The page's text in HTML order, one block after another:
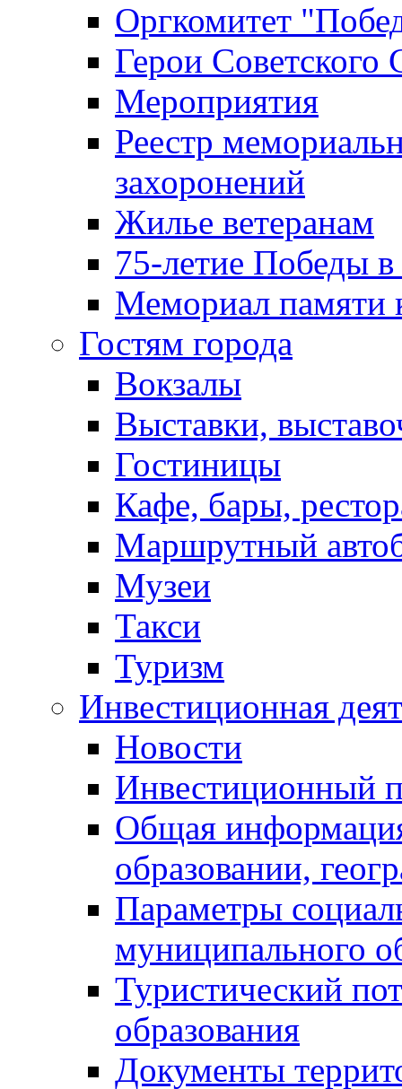
Оргкомитет
Герои Советского
Мероприятия
Реестр
захоронений
Жилье ветеранам
75-летие Победы
Мемориал памяти
Гостям города
Вокзалы
Выставки,
Гостиницы
Кафе, бары,
Маршрутный
Музеи
Такси
Туризм
Инвестиционная
Новости
Инвестиционный
Общая
образовании,
Параметры
муниципального
Туристический
образования
Документы